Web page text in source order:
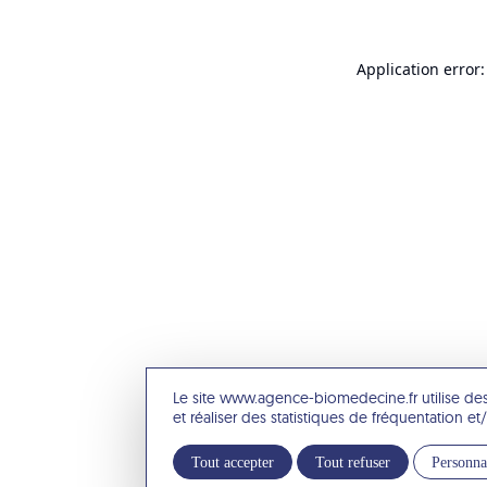
Le site www.agence-biomedecine.fr utilise
et réaliser des statistiques de fréquentation
Tout accepter Tout refuser
Application